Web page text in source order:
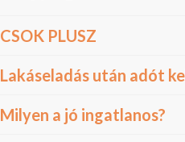
CSOK PLUSZ
Lakáseladás után adót
Milyen a jó ingatlanos?